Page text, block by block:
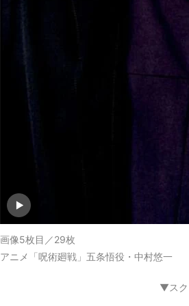
画像5枚目／29枚
アニメ「呪術廻戦」五条悟役・中村悠一
▼スク